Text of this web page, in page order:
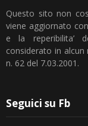
Questo sito non
viene aggiornato
e la reperibilita’
considerato in
n. 62 del 7.03.2001.
Seguici su Fb